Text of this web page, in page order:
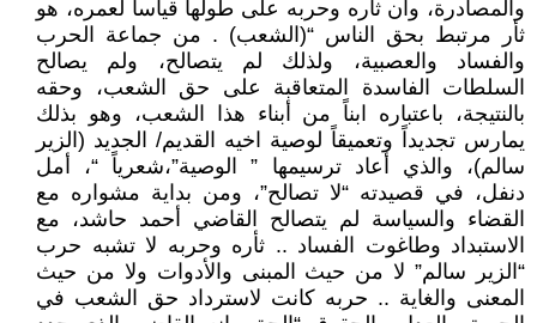
والمصادرة، وأن ثأره وحربه على طولها قياسا لعمره، هو
ثأر مرتبط بحق الناس “(الشعب) . من جماعة الحرب
والفساد والعصبية، ولذلك لم يتصالح، ولم يصالح
السلطات الفاسدة المتعاقبة على حق الشعب، وحقه
بالنتيجة، باعتباره ابناً من أبناء هذا الشعب، وهو بذلك
يمارس تجديداً وتعميقاً لوصية اخيه القديم/ الجديد (الزير
سالم)، والذي أعاد ترسيمها ” الوصية”،شعرياً “، أمل
دنفل، في قصيدته “لا تصالح”، ومن بداية مشواره مع
القضاء والسياسة لم يتصالح القاضي أحمد حاشد، مع
الاستبداد وطاغوت الفساد .. ثأره وحربه لا تشبه حرب
“الزير سالم” لا من حيث المبنى والأدوات ولا من حيث
المعنى والغاية .. حربه كانت لاسترداد حق الشعب في